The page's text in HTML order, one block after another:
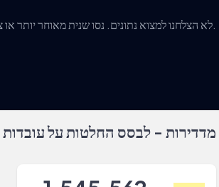
לא הצלחנו למצוא נתונים. נסו שנית מאוחר יותר או צרו איתנו קשר.
מדדירות - לבסס החלטות על עובדות